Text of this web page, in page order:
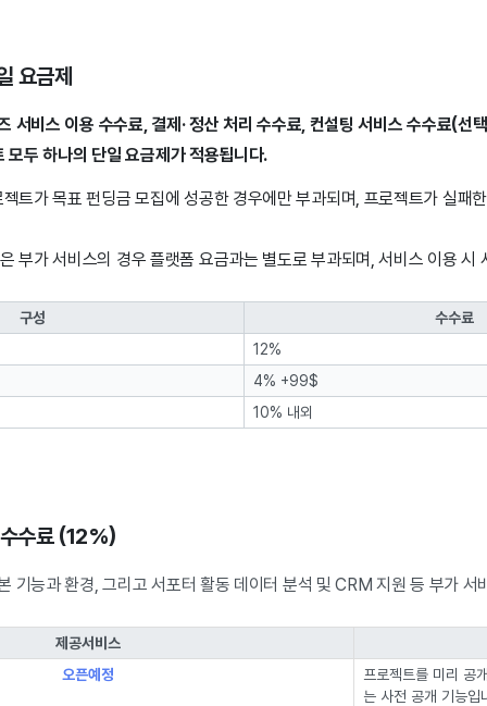
요금제
서비스 이용 수수료, 결제· 정산 처리 수수료, 컨설팅 서비스 수수료(선
모두 하나의 단일 요금제가 적용됩니다.
트가 목표 펀딩금 모집에 성공한 경우에만 부과되며, 프로젝트가 실패
부가 서비스의 경우 플랫폼 요금과는 별도로 부과되며, 서비스 이용 시
구성
수수료
12%
4% +99$
10% 내외
수료 (12%)
기능과 환경, 그리고 서포터 활동 데이터 분석 및 CRM 지원 등 부가 서
제공서비스
오픈예정
프로젝트를 미리 공
는 사전 공개 기능